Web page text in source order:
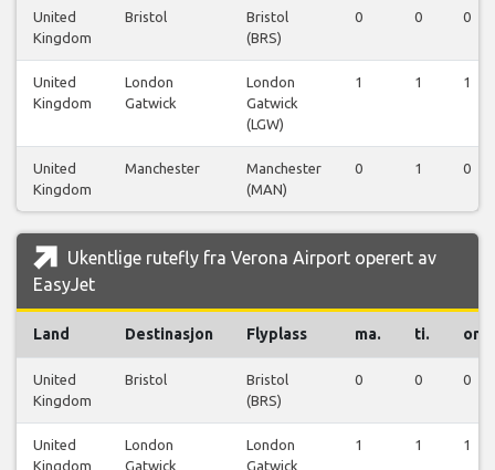
United
Kingdom
Bristol
Bristol
(BRS)
0 0 0
United
Kingdom
London
Gatwick
London
Gatwick
(LGW)
1 1 1
United
Kingdom
Manchester
Manchester
(MAN)
0 1 0
Ukentlige rutefly fra Verona Airport operert av
EasyJet
Land Destinasjon Flyplass ma. ti. on.
United
Kingdom
Bristol
Bristol
(BRS)
0 0 0
United
Kingdom
London
Gatwick
London
Gatwick
1 1 1